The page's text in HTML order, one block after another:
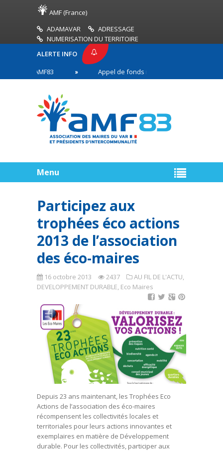
AMF (France)
ADAMAVAR
ADRESSAGE
NUMERISATION DU TERRITOIRE
ALERTE INFO
AMF83
Appel de fonds incendies de forêt
en première ligne
Menu
Participez aux
trophées éco actions
2013 de l’association
des éco-maires
16 octobre 2013 2437 AU FIL DE L'ACTU,
DEVELOPPEMENT DURABLE, Eco Maires
Depuis 23 ans maintenant, les Trophées Eco
Actions de l’association des éco-maires
récompensent les collectivités locales et
territoriales pour leurs actions innovantes et
exemplaires en matière de Développement
durable. Pour les collectivités, participer aux